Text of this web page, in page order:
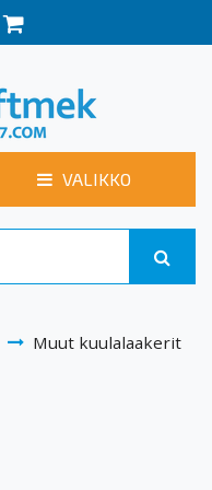
VALIKKO
Muut kuulalaakerit